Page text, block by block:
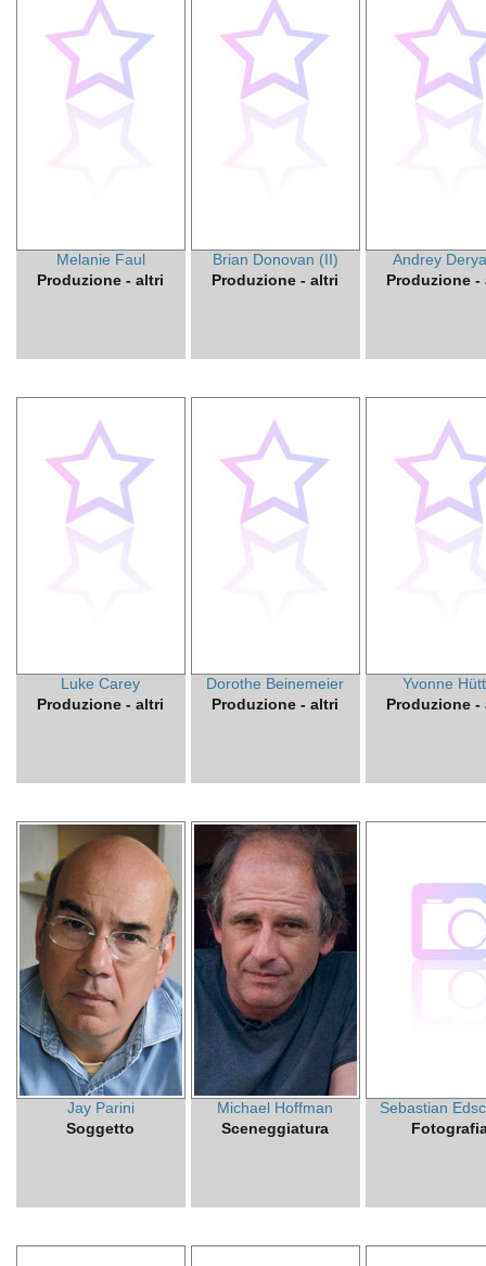
Melanie Faul
Produzione - altri
Brian Donovan (II)
Produzione - altri
Andrey
Produzione -
Luke Carey
Produzione - altri
Dorothe Beinemeier
Produzione - altri
Yvonne
Produzione -
Jay Parini
Soggetto
Michael Hoffman
Sceneggiatura
Sebastian